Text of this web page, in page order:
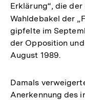
Erklärung“, die
Wahldebakel der
gipfelte im
der Opposition
August 1989.
Damals
Anerkennung des